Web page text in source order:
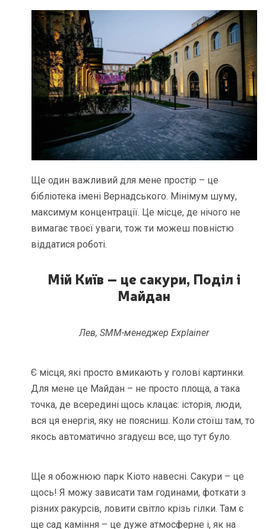
Ще один важливий для мене простір – це
бібліотека імені Вернадського. Мінімум шуму,
максимум концентрації. Це місце, де нічого не
вимагає твоєї уваги, тож ти можеш повністю
віддатися роботі.
Мій Київ – це сакури, Поділ і
Майдан
Лев, SMM-менеджер Explainer
Є місця, які просто вмикають у голові картинки.
Для мене це Майдан – не просто площа, а така
точка, де всередині щось клацає: історія, люди,
вся ця енергія, яку не поясниш. Коли стоїш там, то
якось автоматично згадуєш все, що тут було.
Ще я обожнюю парк Кіото навесні. Сакури – це
щось! Я можу зависати там годинами, фоткати з
різних ракурсів, ловити світло крізь гілки. Там є
ще сад каміння – це дуже атмосферне і, як на